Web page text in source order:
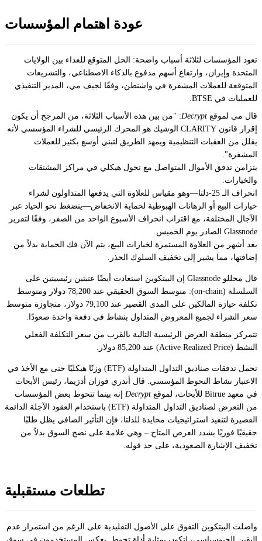
عودة اهتمام المؤسسات
تعود المؤسسات لثلاثة أسباب واضحة: الحل المتوقع للعداء بين الولايات
المتحدة وإيران، وارتفاع أسهم مدفوع بالذكاء الاصطناعي، والتشريعات
المتوقعة للعملات المشفرة في واشنطن، وفقًا لجيف مي، المدير التنفيذي
للعمليات في BTSE.
قال مي لموقع Decrypt: "من بين هذه الأسباب الثلاثة، من المرجح أن يكون
إقرار قانون CLARITY الوشيك هو المحرك الرئيسي للشراء المؤسسي لأنه
يقلل من العقبات التنظيمية ويمهد الطريق لتبني أوسع بكثير للعملات
المشفرة".
يتزامن تدفق الأموال المتواصل مع تحول هيكلي في مراكز المشتقات
والخيارات.
انحراف الـ 25-دلتا—وهو مقياس للعلاوة التي يدفعها المتداولون لشراء
خيارات البيع أو الرهانات الهبوطية لحماية الانخفاض—ينضغط نحو الحياد عبر
الآجال المختلفة، مع اقتراب انحراف الأسبوع الواحد من الصفر، وفقًا لتقرير
Glassnode الصادر يوم الخميس.
بعد أشهر من العلاوة المستمرة لخيارات البيع، يتم الآن فك الحماية بدلاً من
إضافتها، مما يشير إلى تخفيف السلوك الحذر.
قال محللو Glassnode إن البيتكوين استعادت أيضًا عتبتين رئيسيتين على
السلسلة (on-chain): متوسط السوق الحقيقي عند 78,200 دولار ومتوسط
تكلفة حيازة المالكين على المدى القصير عند 79,100 دولار، متجاوزة متوسط
سعر الشراء لجميع المعروض المتداول بنشاط في دفعة واحدة صعودًا.
تتمركز منطقة العرض الرئيسية التالية بالقرب من سعر التكلفة الفعلي
النشط (Active Realized Price) عند 85,200 دولار.
تحمل تدفقات صناديق التداول المتداولة (ETF) وزنًا هيكليًا حتى مع الأخذ في
الاعتبار نشاط التحوط المؤسسي. قال أندري فوزان أدزيما، رئيس الأبحاث
في معهد Bitrue للأبحاث، لموقع
Decrypt إنه بينما تتحوط بعض المؤسسات
من التعرض لصناديق التداول المتداولة (ETF) باستخدام العقود الآجلة الدائمة
القصيرة لتنفيذ استراتيجيات محايدة للدلتا، فإن التأثير الصافي يظل طلبًا
حقيقيًا فوريًا يشدد العرض المتاح – وهي علامة على نضج السوق بدلاً من
تخفيف الإشارة الصعودية، على حد قوله.
تطلعات مستقبلية
واصلت البيتكوين التفوق على الأصول التقليدية على الرغم من استمرار عدم